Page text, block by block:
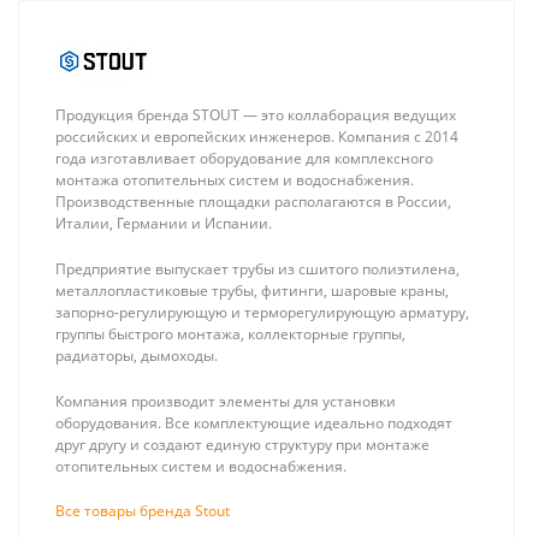
Stout Насосно-
узел проходной с
термостатическим
клапаном 30-60°C
(без насоса)
23 745 ₽
20x16x16 для
труб из
сшитого
полиэтилена
636 ₽
Продукция бренда STOUT — это коллаборация ведущих
российских и европейских инженеров. Компания с 2014
года изготавливает оборудование для комплексного
монтажа отопительных систем и водоснабжения.
Производственные площадки располагаются в России,
Италии, Германии и Испании.
Предприятие выпускает трубы из сшитого полиэтилена,
металлопластиковые трубы, фитинги, шаровые краны,
запорно-регулирующую и терморегулирующую арматуру,
группы быстрого монтажа, коллекторные группы,
радиаторы, дымоходы.
Компания производит элементы для установки
оборудования. Все комплектующие идеально подходят
друг другу и создают единую структуру при монтаже
отопительных систем и водоснабжения.
Все товары бренда Stout